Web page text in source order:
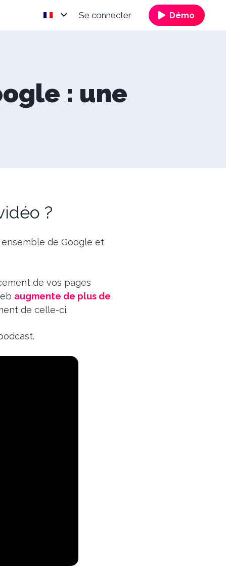
Se connecter Démo
: une
?
ensemble de Google et
de vos pages
augmente de plus de
de celle-ci.